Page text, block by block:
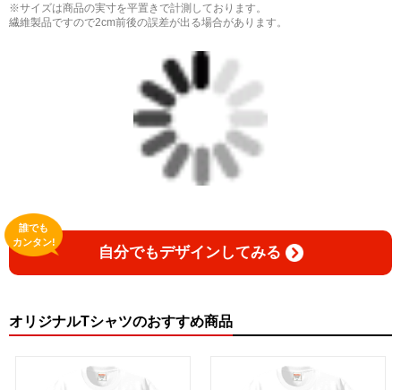
※サイズは商品の実寸を平置きで計測しております。
繊維製品ですので2cm前後の誤差が出る場合があります。
自分でもデザインしてみる
誰でも
カンタン!
オリジナルTシャツのおすすめ商品